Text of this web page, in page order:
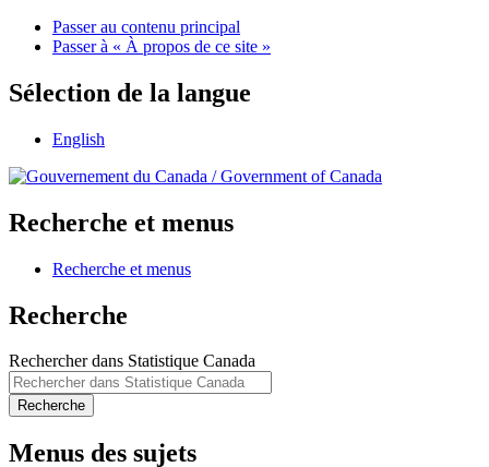
Passer au contenu principal
Passer à « À propos de ce site »
Sélection de la langue
English
/Government of Canada
Recherche et menus
Recherche et menus
Recherche
Rechercher dans Statistique Canada
Recherche
Menus des sujets